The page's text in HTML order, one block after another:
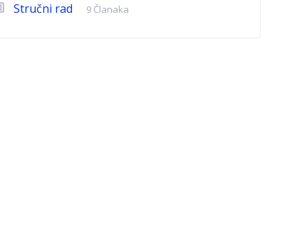
Stručni rad 9 Članaka